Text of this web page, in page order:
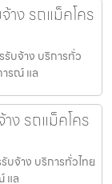
าง รถแม็คโคร
รับจ้าง บริการทั่ว
ารณ์ แล
ง รถแม็คโคร
บจ้าง บริการทั่วไทย
แล